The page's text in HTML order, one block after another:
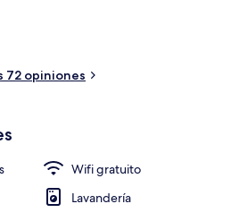
Caja de seguridad en la habitación,
72 opiniones
Wifi gratuito
Lavandería